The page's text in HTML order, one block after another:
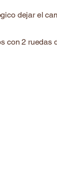
dejar el
con 2 ruedas